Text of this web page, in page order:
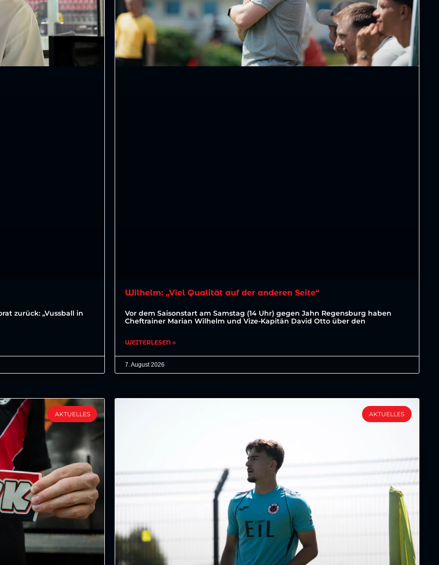
zurück: „Vussball in
Wilhelm: „Viel Qualität auf der anderen Seite“
Vor dem Saisonstart am Samstag (14 Uhr) gegen Jahn Regensburg haben
Cheftrainer Marian Wilhelm und Vize-Kapitän David Otto über den
WEITERLESEN »
7. August 2026
AKTUELLES AKTUELLES